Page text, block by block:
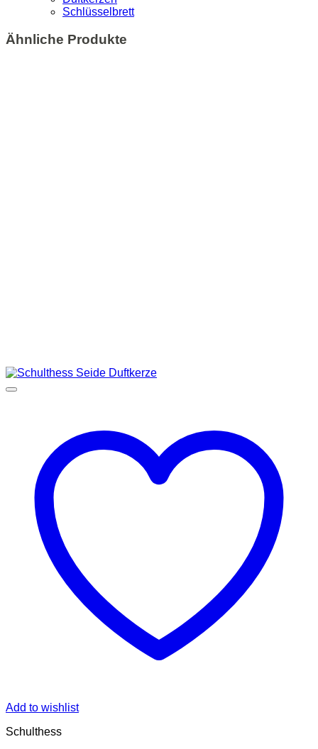
Schlüsselbrett
Ähnliche Produkte
Add to wishlist
Schulthess